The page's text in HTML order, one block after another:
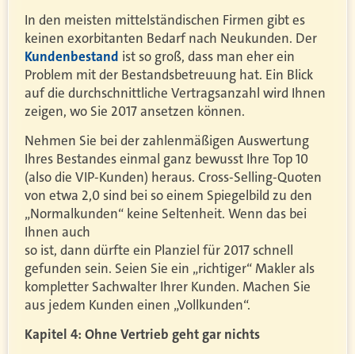
In den meisten mittelständischen Firmen gibt es
keinen exorbitanten Bedarf nach Neukunden. Der
Kundenbestand ist so groß, dass man eher ein
Problem mit der Bestandsbetreuung hat. Ein Blick
auf die durchschnittliche Vertragsanzahl wird Ihnen
zeigen, wo Sie 2017 ansetzen können.
Nehmen Sie bei der zahlenmäßigen Auswertung
Ihres Bestandes einmal ganz bewusst Ihre Top 10
(also die VIP-Kunden) heraus. Cross-Selling-Quoten
von etwa 2,0 sind bei so einem Spiegelbild zu den
„Normalkunden“ keine Seltenheit. Wenn das bei
Ihnen auch
so ist, dann dürfte ein Planziel für 2017 schnell
gefunden sein. Seien Sie ein „richtiger“ Makler als
kompletter Sachwalter Ihrer Kunden. Machen Sie
aus jedem Kunden einen „Vollkunden“.
Kapitel 4: Ohne Vertrieb geht gar nichts